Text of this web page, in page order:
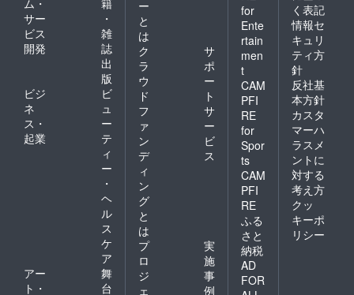
ム・
サー
ビス
開発
籍
・
雑
誌
出
版
ビジ
ネ
ス・
起業
ビ
ュ
ー
テ
ィ
ー
・
ヘ
ル
ス
ケ
ア
アー
ト・
舞
台
ー
と
は
ク
ラ
ウ
ド
フ
ァ
ン
デ
ィ
ン
グ
と
は
サ
ポ
ー
ト
サ
ー
ビ
ス
プ
ロ
ジ
ェ
実
施
事
例
for
Ente
rtain
men
t
CAM
PFI
RE
for
Spor
ts
CAM
PFI
RE
ふる
さと
納税
AD
FOR
く表記
情報セ
キュリ
ティ方
針
反社基
本方針
カスタ
マーハ
ラスメ
ントに
対する
考え方
クッ
キーポ
リシー